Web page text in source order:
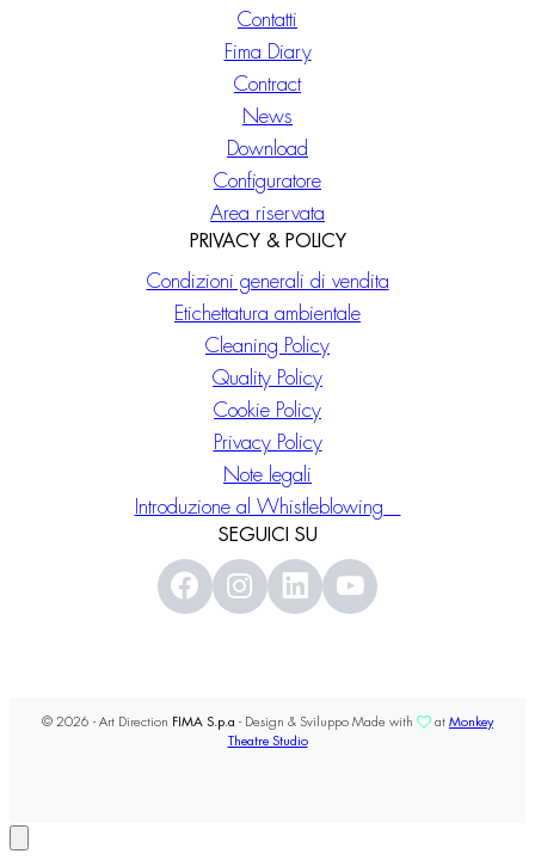
Contatti
Fima Diary
Contract
News
Download
Configuratore
Area riservata
PRIVACY & POLICY
Condizioni generali di vendita
Etichettatura ambientale
Cleaning Policy
Quality Policy
Cookie Policy
Privacy Policy
Note legali
Introduzione al Whistleblowing
SEGUICI SU
© 2026 - Art Direction FIMA S.p.a - Design & Sviluppo Made with at Monkey
Theatre Studio